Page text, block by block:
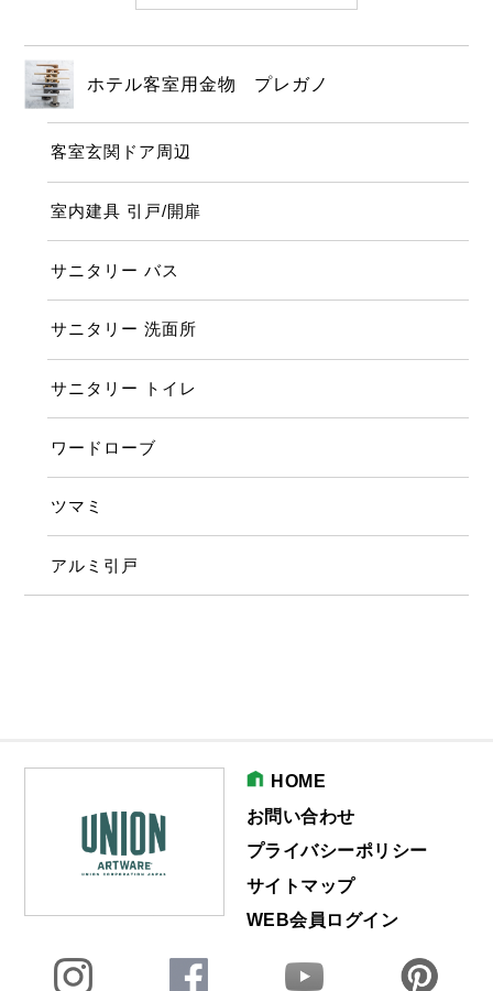
ホテル客室用金物 プレガノ
客室玄関ドア周辺
室内建具 引戸/開扉
サニタリー バス
サニタリー 洗面所
サニタリー トイレ
ワードローブ
ツマミ
アルミ引戸
HOME
お問い合わせ
プライバシーポリシー
サイトマップ
WEB会員ログイン